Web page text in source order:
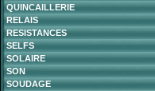
QUINCAILLERIE
RELAIS
RESISTANCES
SELFS
SOLAIRE
SON
SOUDAGE